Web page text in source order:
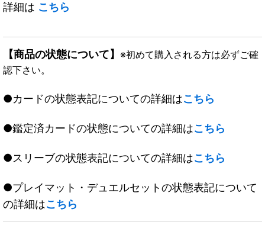
詳細は こちら
【商品の状態について】 ※初めて購入される方は必ずご確
認下さい。
●カードの状態表記についての詳細はこちら
●鑑定済カードの状態についての詳細はこちら
●スリーブの状態表記についての詳細はこちら
●プレイマット・デュエルセットの状態表記について
の詳細はこちら